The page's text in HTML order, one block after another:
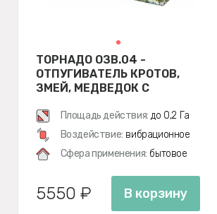
ТОРНАДО ОЗВ.04 -
ОТПУГИВАТЕЛЬ КРОТОВ,
ЗМЕЙ, МЕДВЕДОК С
Площадь действия: до 0,2 Га
Воздействие: вибрационное
Сфера применения: бытовое
5550 ₽ В корзину